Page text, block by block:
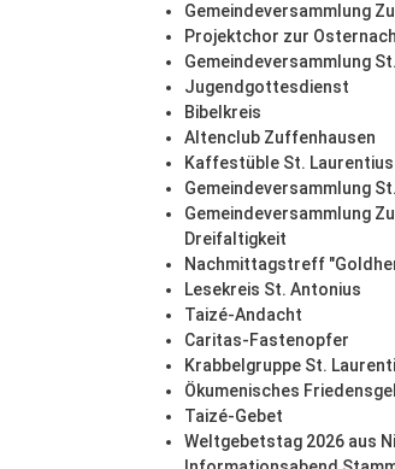
Gemeindeversammlung
Projektchor zur
Gemeindeversammlung
Jugendgottesdienst
Bibelkreis
Altenclub Zuffenhausen
Kaffestüble St. Laurentius
Gemeindeversammlung
Gemeindeversammlung
Dreifaltigkeit
Nachmittagstreff
Lesekreis St. Antonius
Taizé-Andacht
Caritas-Fastenopfer
Krabbelgruppe St.
Ökumenisches
Taizé-Gebet
Weltgebetstag 2026 aus